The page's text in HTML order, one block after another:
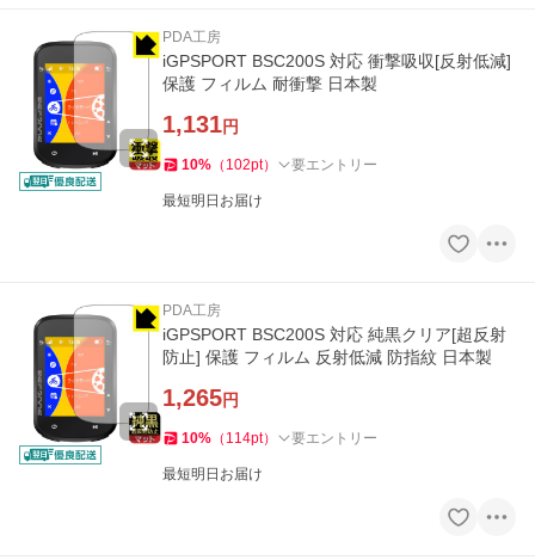
PDA工房
iGPSPORT BSC200S 対応 衝撃吸収[反射低減]
保護 フィルム 耐衝撃 日本製
1,131円
10% （ 102pt） 要エントリー
最短明日お届け
PDA工房
iGPSPORT BSC200S 対応 純黒クリア[超反射
防止] 保護 フィルム 反射低減 防指紋 日本製
1,265円
10% （ 114pt） 要エントリー
最短明日お届け